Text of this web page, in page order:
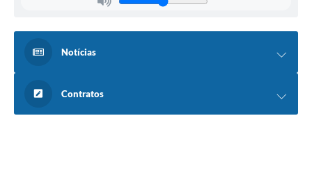
Notícias
Contratos